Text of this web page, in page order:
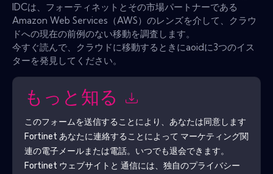
IDCは、フォーティネットとその市場パートナーである
Amazon Web Services（AWS）のレンズを介して、クラウ
ドへの現在の前例のない移動を調査します。
今すぐ読んで、クラウドに移動するときにaoidに3つのイス
ターを発見してください。
もっと知る
このフォームを送信することにより、あなたは同意します
Fortinet あなたに連絡することによって マーケティング関
連の電子メールまたは電話。いつでも退会できます。
Fortinet ウェブサイトと 通信には、独自のプライバシー